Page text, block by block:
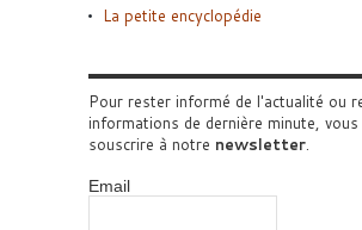
La petite encyclopédie
Pour rester informé de l'actualité ou
informations de dernière minute,
souscrire à notre newsletter.
Email